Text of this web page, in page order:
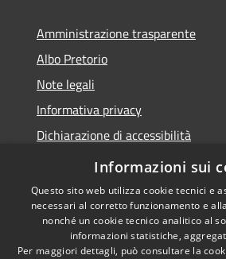
Amministrazione trasparente
Albo Pretorio
Note legali
Informativa privacy
Dichiarazione di accessibilità
Obiettivi di accessibilità
Informazioni sui
Questo sito web utilizza cookie tecnici e
necessari al corretto funzionamento e
nonché un cookie tecnico analitico al
informazioni statistiche,
Per maggiori dettagli, può consultare la